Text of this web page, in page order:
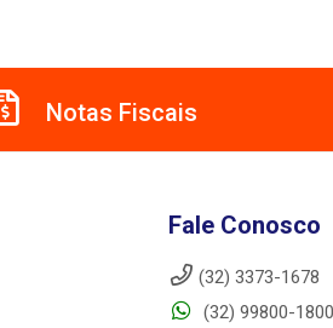
Notas Fiscais
Fale Conosco
(32) 3373-1678
(32) 99800-1800